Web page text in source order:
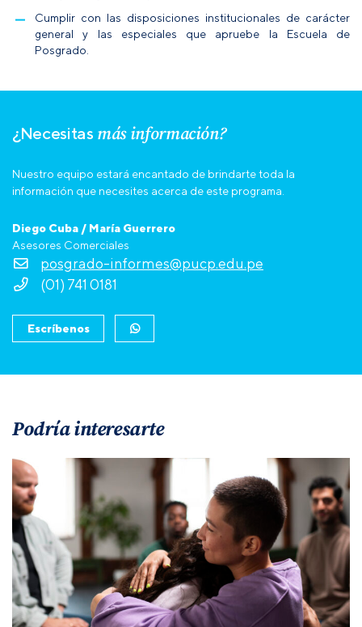
Cumplir con las disposiciones institucionales de carácter
general y las especiales que apruebe la Escuela de
Posgrado.
¿Necesitas más información?
Nuestro equipo estará encantado de brindarte toda la
información que necesites acerca de este programa.
Diego Cuba / María Guerrero
Asesores Comerciales
posgrado-informes@pucp.edu.pe
(01) 741 0181
Escríbenos
Podría interesarte